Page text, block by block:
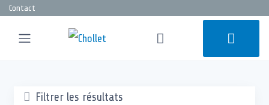
Contact
Filtrer les résultats